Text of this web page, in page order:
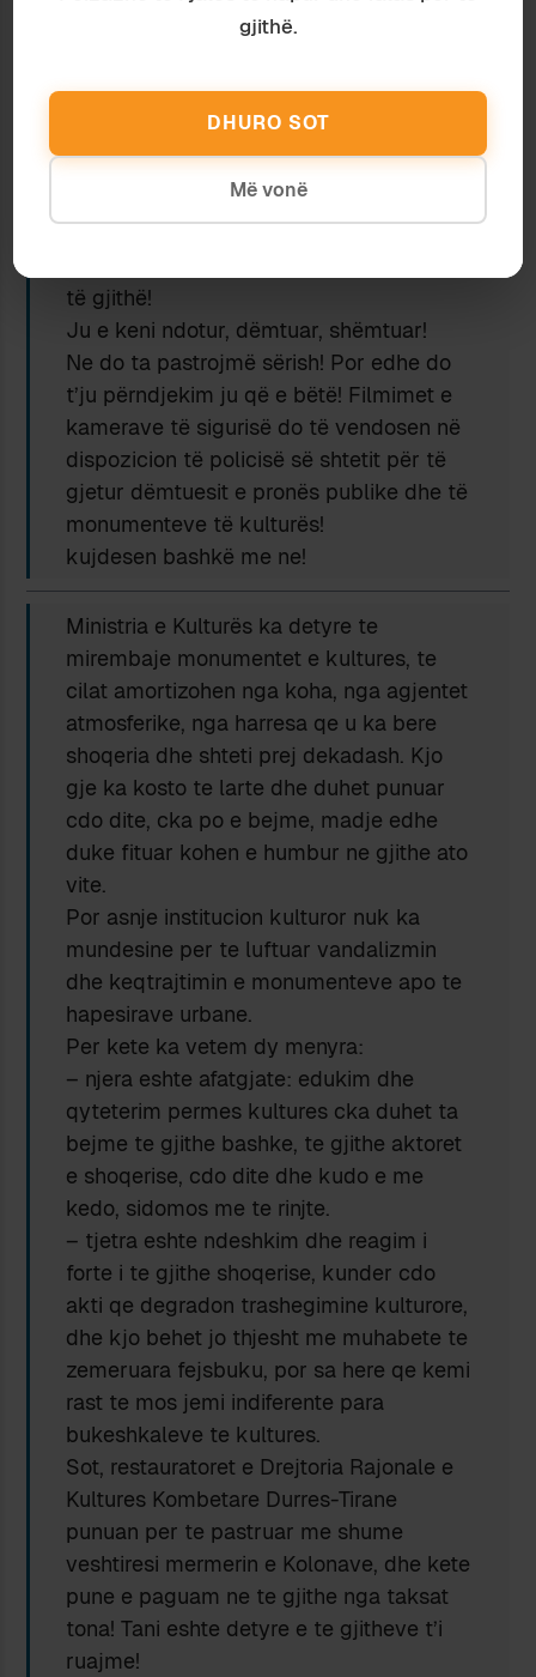
Verën e kaluar çliruam, pastruam,
restauruam, rikthyem shkëlqimin e
taksapaguesve, tuajat, tonat!
Hapësira e kolonave është përdorur si
skenë kulturore për aktivitete e
ekspozita, për të shëtitur e për të luajtur!
të gjithë!
Ju e keni ndotur, dëmtuar, shëmtuar!
Ne do ta pastrojmë sërish! Por edhe do
t’ju përndjekim ju që e bëtë! Filmimet e
kamerave të sigurisë do të vendosen në
dispozicion të policisë së shtetit për të
gjetur dëmtuesit e pronës publike dhe të
monumenteve të kulturës!
kujdesen bashkë me ne!
Ministria e Kulturës ka detyre te
mirembaje monumentet e kultures, te
cilat amortizohen nga koha, nga agjentet
atmosferike, nga harresa qe u ka bere
shoqeria dhe shteti prej dekadash. Kjo
gje ka kosto te larte dhe duhet punuar
cdo dite, cka po e bejme, madje edhe
duke fituar kohen e humbur ne gjithe ato
vite.
Por asnje institucion kulturor nuk ka
mundesine per te luftuar vandalizmin
dhe keqtrajtimin e monumenteve apo te
hapesirave urbane.
Per kete ka vetem dy menyra:
– njera eshte afatgjate: edukim dhe
qyteterim permes kultures cka duhet ta
bejme te gjithe bashke, te gjithe aktoret
e shoqerise, cdo dite dhe kudo e me
kedo, sidomos me te rinjte.
– tjetra eshte ndeshkim dhe reagim i
forte i te gjithe shoqerise, kunder cdo
akti qe degradon trashegimine kulturore,
dhe kjo behet jo thjesht me muhabete te
zemeruara fejsbuku, por sa here qe kemi
rast te mos jemi indiferente para
bukeshkaleve te kultures.
Sot, restauratoret e Drejtoria Rajonale e
Kultures Kombetare Durres-Tirane
punuan per te pastruar me shume
veshtiresi mermerin e Kolonave, dhe kete
pune e paguam ne te gjithe nga taksat
tona! Tani eshte detyre e te gjitheve t’i
ruajme!
gjithë.
DHURO SOT
Më vonë